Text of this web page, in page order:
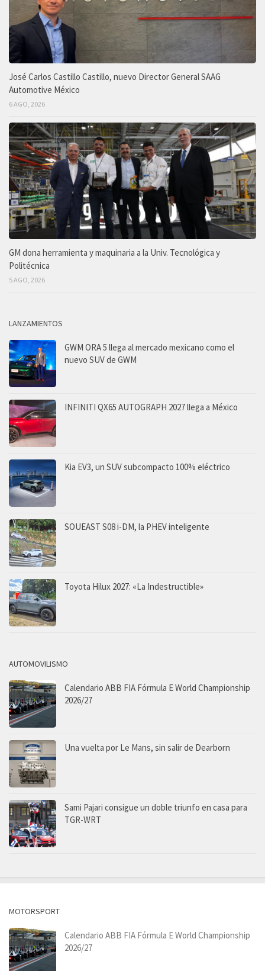
José Carlos Castillo Castillo, nuevo Director General SAAG
Automotive México
6 AGO, 2026
GM dona herramienta y maquinaria a la Univ. Tecnológica y
Politécnica
5 AGO, 2026
LANZAMIENTOS
GWM ORA 5 llega al mercado mexicano como el
nuevo SUV de GWM
INFINITI QX65 AUTOGRAPH 2027 llega a México
Kia EV3, un SUV subcompacto 100% eléctrico
SOUEAST S08 i-DM, la PHEV inteligente
Toyota Hilux 2027: «La Indestructible»
AUTOMOVILISMO
Calendario ABB FIA Fórmula E World Championship
2026/27
Una vuelta por Le Mans, sin salir de Dearborn
Sami Pajari consigue un doble triunfo en casa para
TGR-WRT
MOTORSPORT
Calendario ABB FIA Fórmula E World Championship
2026/27